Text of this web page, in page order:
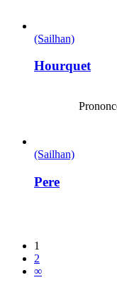
(Sailhan)
Hourquet
(Sailhan)
Pere
1
2
∞